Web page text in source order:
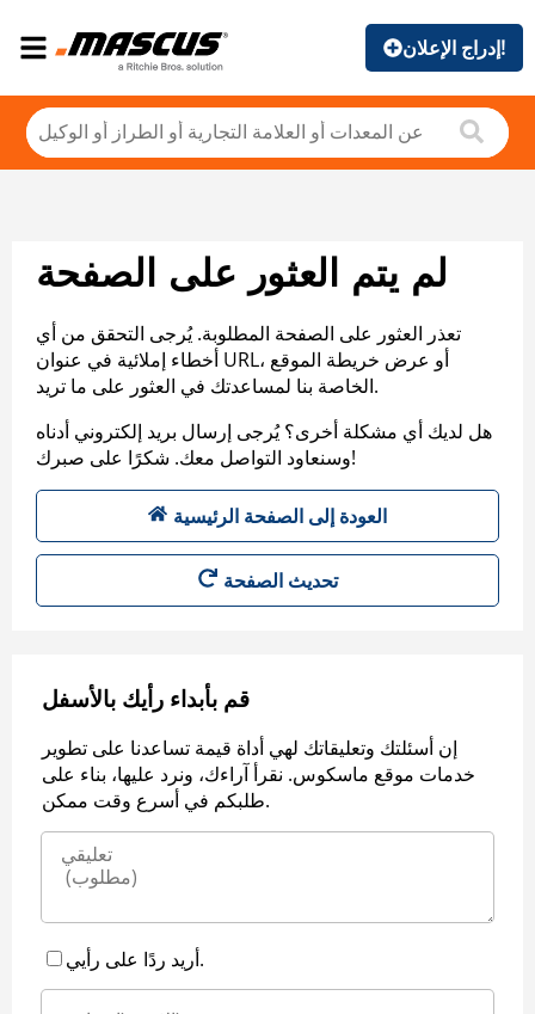
إدراج الإعلان!
لم يتم العثور على الصفحة
تعذر العثور على الصفحة المطلوبة. يُرجى التحقق من أي
أخطاء إملائية في عنوان URL، أو عرض خريطة الموقع
الخاصة بنا لمساعدتك في العثور على ما تريد.
هل لديك أي مشكلة أخرى؟ يُرجى إرسال بريد إلكتروني أدناه
وسنعاود التواصل معك. شكرًا على صبرك!
العودة إلى الصفحة الرئيسية
تحديث الصفحة
قم بأبداء رأيك بالأسفل
إن أسئلتك وتعليقاتك لهي أداة قيمة تساعدنا على تطوير
خدمات موقع ماسكوس. نقرأ آراءك، ونرد عليها، بناء على
طلبكم في أسرع وقت ممكن.
أريد ردًا على رأيي.